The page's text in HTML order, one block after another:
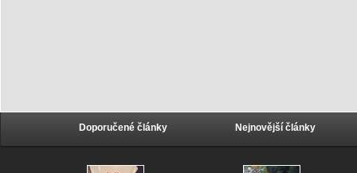
Doporučené články Nejnovější články